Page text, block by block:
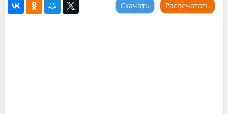
Скачать Распечатать